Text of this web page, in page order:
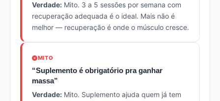
Verdade: Mito. 3 a 5 sessões por semana com
recuperação adequada é o ideal. Mais não é
melhor — recuperação é onde o músculo cresce.
MITO
“Suplemento é obrigatório pra ganhar
massa”
Verdade: Mito. Suplemento ajuda quem já tem